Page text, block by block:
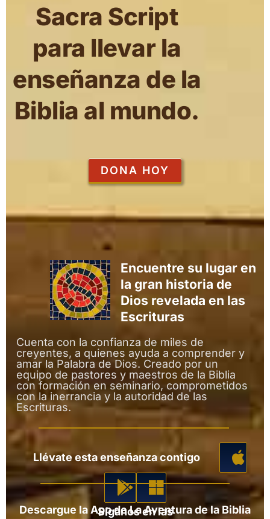
Sacra Script
para llevar la
enseñanza de la
Biblia al mundo.
DONA HOY
Encuentre su lugar en
la gran historia de
Dios revelada en las
Escrituras
Cuenta con la confianza de miles de
creyentes, a quienes ayuda a comprender y
amar la Palabra de Dios. Creado por un
equipo de pastores y maestros de la Biblia
con formación en seminario, comprometidos
con la inerrancia y la autoridad de las
Escrituras.
Llévate esta enseñanza contigo
Descargue la App de La Aventura de la Biblia
Síganos en las